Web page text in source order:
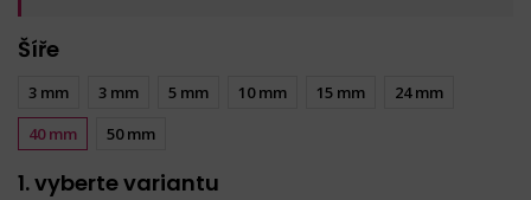
Šíře
3 mm 3 mm 5 mm 10 mm 15 mm
24 mm
40 mm
50 mm
1. vyberte variantu